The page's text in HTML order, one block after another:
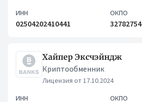
ИНН
02504202410441
ОКПО
32782754
Хайпер Эксчэйндж
Криптообменник
Лицензия от 17.10.2024
ИНН
ОКПО